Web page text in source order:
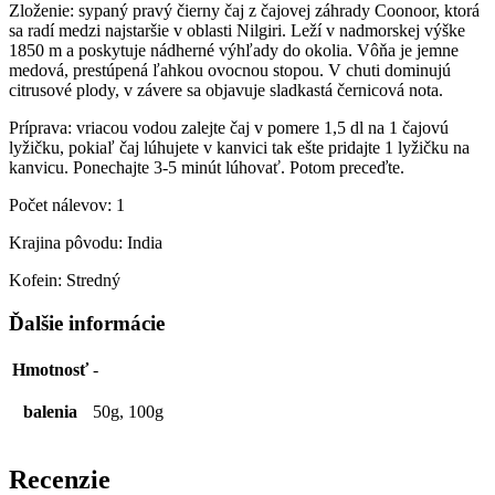
Zloženie: sypaný pravý čierny čaj z čajovej záhrady Coonoor, ktorá
sa radí medzi najstaršie v oblasti Nilgiri. Leží v nadmorskej výške
1850 m a poskytuje nádherné výhľady do okolia. Vôňa je jemne
medová, prestúpená ľahkou ovocnou stopou. V chuti dominujú
citrusové plody, v závere sa objavuje sladkastá černicová nota.
Príprava: vriacou vodou zalejte čaj v pomere 1,5 dl na 1 čajovú
lyžičku, pokiaľ čaj lúhujete v kanvici tak ešte pridajte 1 lyžičku na
kanvicu. Ponechajte 3-5 minút lúhovať. Potom preceďte.
Počet nálevov: 1
Krajina pôvodu: India
Kofein: Stredný
Ďalšie informácie
Hmotnosť -
balenia 50g, 100g
Recenzie